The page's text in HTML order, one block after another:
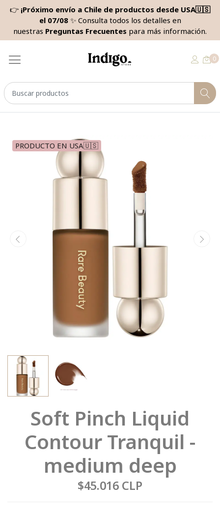
👉 ¡Próximo envío a Chile de productos desde USA🇺🇸
el 07/08✨ Consulta todos los detalles en
nuestras Preguntas Frecuentes para más información.
0
PRODUCTO EN USA🇺🇸
Soft Pinch Liquid
Contour Tranquil -
medium deep
$45.016 CLP